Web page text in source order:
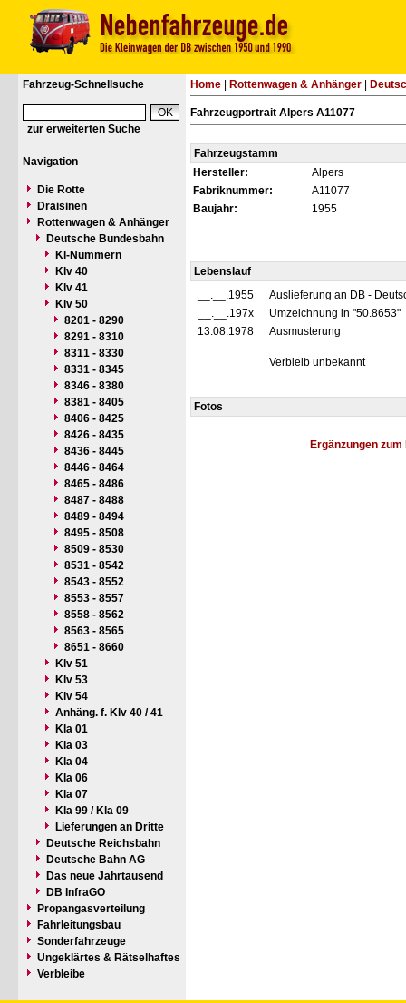
Fahrzeug-Schnellsuche
zur erweiterten Suche
Navigation
Die Rotte
Draisinen
Rottenwagen & Anhänger
Deutsche Bundesbahn
Kl-Nummern
Klv 40
Klv 41
Klv 50
8201 - 8290
8291 - 8310
8311 - 8330
8331 - 8345
8346 - 8380
8381 - 8405
8406 - 8425
8426 - 8435
8436 - 8445
8446 - 8464
8465 - 8486
8487 - 8488
8489 - 8494
8495 - 8508
8509 - 8530
8531 - 8542
8543 - 8552
8553 - 8557
8558 - 8562
8563 - 8565
8651 - 8660
Klv 51
Klv 53
Klv 54
Anhäng. f. Klv 40 / 41
Kla 01
Kla 03
Kla 04
Kla 06
Kla 07
Kla 99 / Kla 09
Lieferungen an Dritte
Deutsche Reichsbahn
Deutsche Bahn AG
Das neue Jahrtausend
DB InfraGO
Propangasverteilung
Fahrleitungsbau
Sonderfahrzeuge
Ungeklärtes & Rätselhaftes
Verbleibe
Home Rottenwagen & Anhänger
Fahrzeugportrait Alpers A11077
Fahrzeugstamm
Hersteller:
Alpers
Fabriknummer:
A11077
Baujahr:
1955
Lebenslauf
__.__.1955
Auslieferung an DB -
__.__.197x
Umzeichnung in "50.8653"
13.08.1978
Ausmusterung
Verbleib unbekannt
Fotos
Ergänzungen